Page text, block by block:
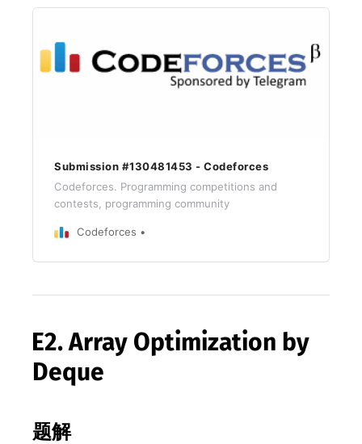
Submission #130481453 - Codeforces
Codeforces. Programming competitions and
contests, programming community
Codeforces
E2. Array Optimization by
Deque
题解